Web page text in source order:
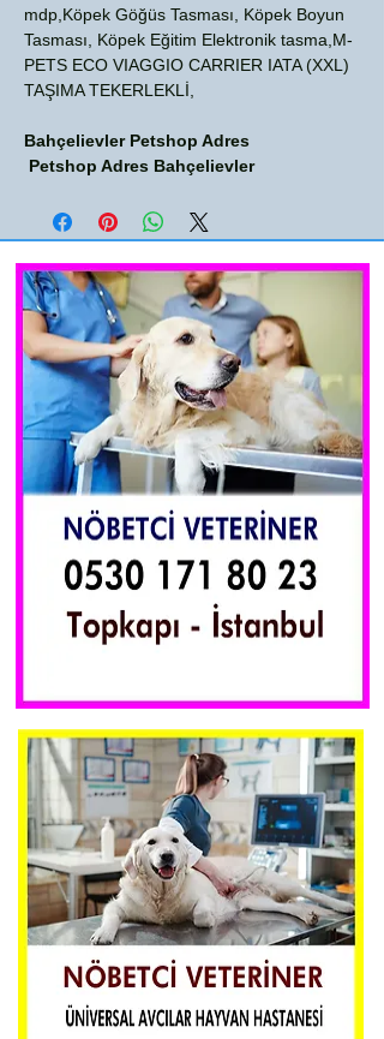
mdp,Köpek Göğüs Tasması, Köpek Boyun
Tasması, Köpek Eğitim Elektronik tasma,M-
PETS ECO VIAGGIO CARRIER IATA (XXL)
TAŞIMA TEKERLEKLİ,
Bahçelievler Petshop Adres
Petshop Adres Bahçelievler